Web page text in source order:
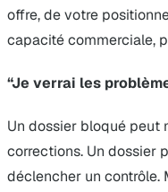
offre, de votre
capacité commerciale,
“Je verrai les
Un dossier bloqué peut
corrections. Un dossier
déclencher un contrôle.